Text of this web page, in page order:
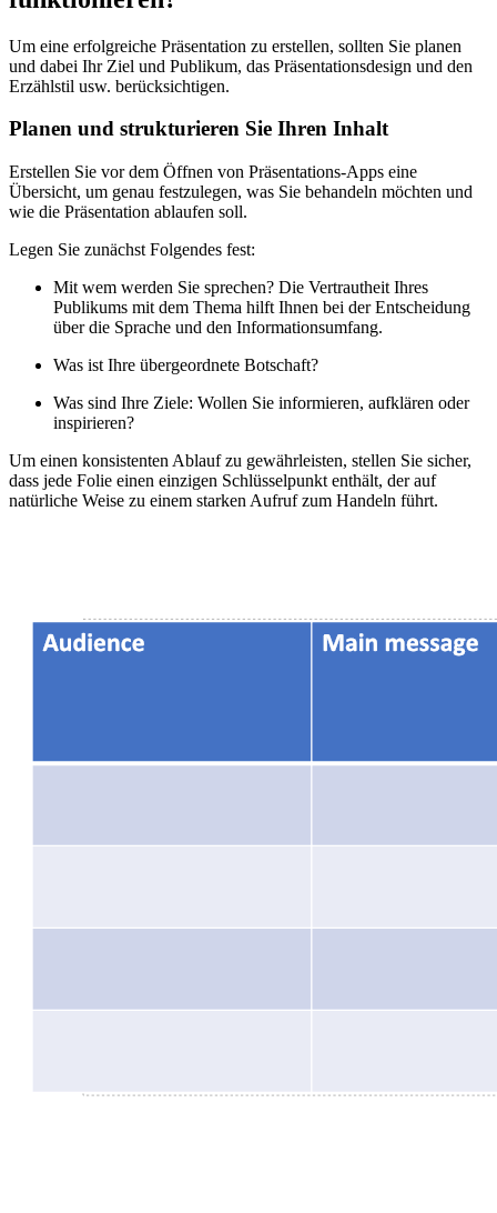
Um eine erfolgreiche Präsentation zu erstellen, sollten Sie planen
und dabei Ihr Ziel und Publikum, das Präsentationsdesign und den
Erzählstil usw. berücksichtigen.
Planen und strukturieren Sie Ihren Inhalt
Erstellen Sie vor dem Öffnen von Präsentations-Apps eine
Übersicht, um genau festzulegen, was Sie behandeln möchten und
wie die Präsentation ablaufen soll.
Legen Sie zunächst Folgendes fest:
Mit wem werden Sie sprechen? Die Vertrautheit Ihres
Publikums mit dem Thema hilft Ihnen bei der Entscheidung
über die Sprache und den Informationsumfang.
Was ist Ihre übergeordnete Botschaft?
Was sind Ihre Ziele: Wollen Sie informieren, aufklären oder
inspirieren?
Um einen konsistenten Ablauf zu gewährleisten, stellen Sie sicher,
dass jede Folie einen einzigen Schlüsselpunkt enthält, der auf
natürliche Weise zu einem starken Aufruf zum Handeln führt.